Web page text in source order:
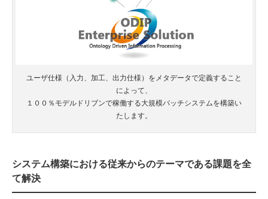
ユーザ仕様（入力、加工、出力仕様）をメタデータで定義すること
によって、
１００％モデルドリブンで稼働する大規模バッチシステムを構築い
たします。
システム構築における従来からのテーマである課題を全
て解決